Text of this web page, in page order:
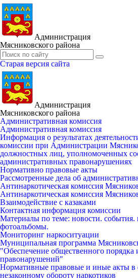
Администрация
Мясниковского района
Старая версия сайта
Администрация
Мясниковского района
Административная комиссия
Административная комиссия
Информация о результатах
комиссии при Администрации
должностных лиц, уполномоченных
административных правонарушениях
Нормативно правовые акты
Рассмотренные дела об
Антинаркотическая комиссия
Антинаркотическая комиссия
Взаимодействие с казаками
Контактная информация комиссии
Материалы по теме: новости. события.
фотоальбомы.
Мониторинг наркоситуации
Муниципальная программа
"Обеспечение общественного порядка
правонарушений"
Нормативные правовые и иные акты в
незаконному обороту наркотиков